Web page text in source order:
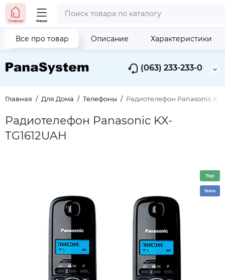
(063) 233-233-0
Главная Меню
Главная Для Дома Телефоны Радиотелефон Panasonic KX-
Радиотелефон Panasonic KX-
TG1612UAH
Все про товар Описание Характеристики
Top
New